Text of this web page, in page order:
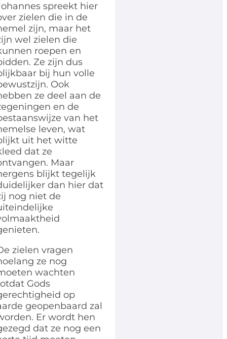
spreekt hier
zielen die in de
zijn, maar het
wel zielen die
roepen en
Ze zijn dus
bij hun volle
Ook
ze deel aan de
en de
van het
leven, wat
uit het witte
dat ze
Maar
blijkt tegelijk
dan hier dat
nog niet de
zielen vragen
ze nog
wachten
Gods
op
geopenbaard zal
Er wordt hen
dat ze nog een